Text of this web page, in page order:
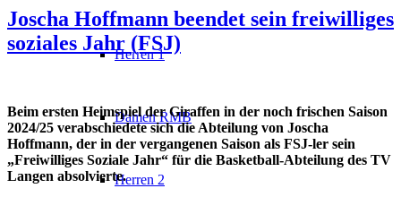
Herren 1
Damen RMB
Herren 2
Joscha Hoffmann beendet sein freiwilliges
soziales Jahr (FSJ)
Beim ersten Heimspiel der Giraffen in der noch frischen Saison
2024/25 verabschiedete sich die Abteilung von Joscha
Hoffmann, der in der vergangenen Saison als FSJ-ler sein
„Freiwilliges Soziale Jahr“ für die Basketball-Abteilung des TV
Langen absolvierte.